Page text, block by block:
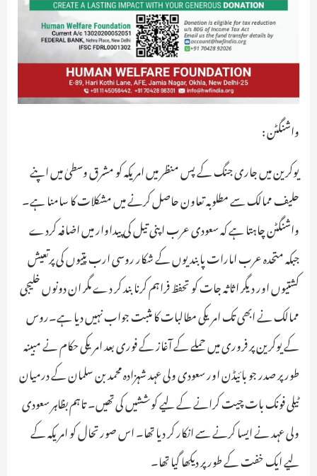
واشنگٹن :
یوکرین میں جاری جنگ کے پس منظر میں امریکہ کو مشرق وسطیٰ میں اپنے
حلیف ممالک سے مطلوبہ تعاون حاصل کرنے میں مشکلات کا سامنا ہے۔
واشنگٹن چاہتا ہے کہ سعودی عرب اپنی تیل کی پیداوار میں اضافہ کردے
جبکہ متحدہ عرب امارات پابندیوں کے شکار روسی ارب پتیوں کی پرتعیش
کشتیوں اور دیگر اثاثہ جات کو تحفظ فراہم کرنا بند کر دے مگر ان دونوں خلیجی
ممالک نے ابھی تک امریکی مطالبات کا مثبت جواب نہیں دیا ہے۔روس
کے یوکرین پر فروری میں حملے کے آغاز کے فوری بعد امریکی حکام نے مبینہ
طور پر صدر جو بائیڈن اور سعودی ولی عہد شہزادہ محمد بن سلمان کے درمیان
ٹیلی فونک بات چیت کرانے کے لیے کوششیں کی تھیں۔ تاہم بظاہر سعودی
ولی عہد نے ایسا کرنے سے انکار کر دیا تھا۔ اس صورتحال کو امریکہ کے
لیے ایک خفت کے طور پر دیکھا گیا تھا۔